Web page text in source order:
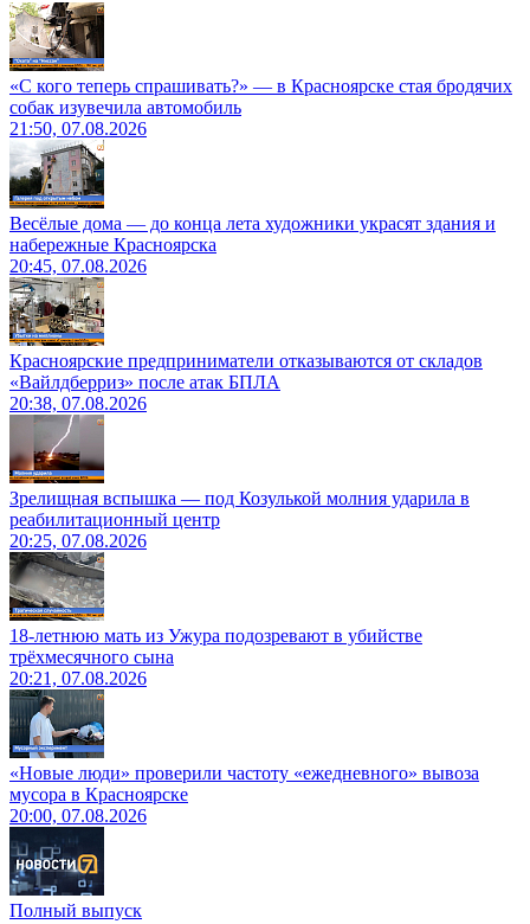
«С кого теперь спрашивать?» — в Красноярске стая бродячих
собак изувечила автомобиль
21:50, 07.08.2026
Весёлые дома — до конца лета художники украсят здания и
набережные Красноярска
20:45, 07.08.2026
Красноярские предприниматели отказываются от складов
«Вайлдберриз» после атак БПЛА
20:38, 07.08.2026
Зрелищная вспышка — под Козулькой молния ударила в
реабилитационный центр
20:25, 07.08.2026
18-летнюю мать из Ужура подозревают в убийстве
трёхмесячного сына
20:21, 07.08.2026
«Новые люди» проверили частоту «ежедневного» вывоза
мусора в Красноярске
20:00, 07.08.2026
Полный выпуск